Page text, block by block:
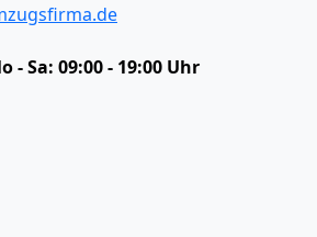
- Sa: 09:00 - 19:00 Uhr